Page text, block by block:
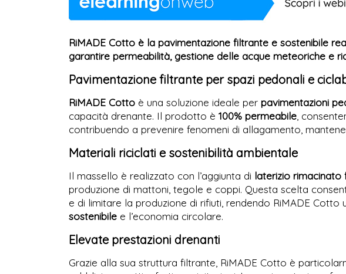
RiMADE Cotto è la pavimentazione filtrante e sostenibile
garantire permeabilità, gestione delle acque meteoriche e
Pavimentazione filtrante per spazi pedonali e
RiMADE Cotto è una soluzione ideale per pavimentazioni
capacità drenante. Il prodotto è 100% permeabile ,
contribuendo a prevenire fenomeni di allagamento,
Materiali riciclati e sostenibilità ambientale
Il massello è realizzato con l’aggiunta di laterizio rimacinato
produzione di mattoni, tegole e coppi. Questa scelta
e di limitare la produzione di rifiuti, rendendo RiMADE Cotto
sostenibile e l’economia circolare.
Elevate prestazioni drenanti
Grazie alla sua struttura filtrante, RiMADE Cotto è